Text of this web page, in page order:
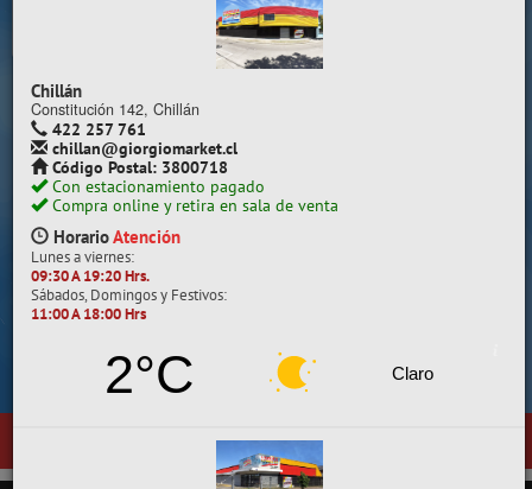
VER SALA EN MAPA
SALAS DE VENTA
, ubicada en General Pedro Lagos 377, entre
Chillán
Constitución 142, Chillán
422 257 761
chillan@giorgiomarket.cl
Código Postal: 3800718
Con estacionamiento pagado
Compra online y retira en sala de venta
HorarioAtención
Lunes a viernes:
09:30 A 19:20 Hrs.
Sábados, Domingos y Festivos:
11:00 A 18:00 Hrs
2°C Claro